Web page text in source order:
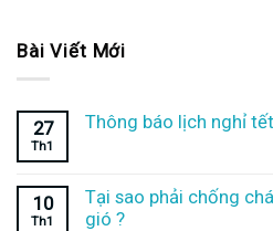
Bài Viết Mới
27
Th1
Thông báo lịch nghỉ
10
Th1
Tại sao phải chống
gió ?